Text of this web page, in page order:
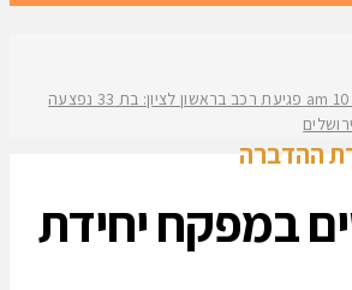
פגיעת רכב בראשון לציון: בת 33 נפצעה
ההדברה
במפקח יחידת